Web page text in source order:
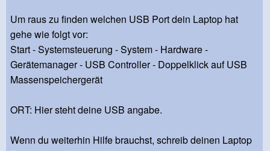
Um raus zu finden welchen USB Port dein Laptop hat
gehe wie folgt vor:
Start - Systemsteuerung - System - Hardware -
Gerätemanager - USB Controller - Doppelklick auf USB
Massenspeichergerät
ORT: Hier steht deine USB angabe.
Wenn du weiterhin Hilfe brauchst, schreib deinen Laptop